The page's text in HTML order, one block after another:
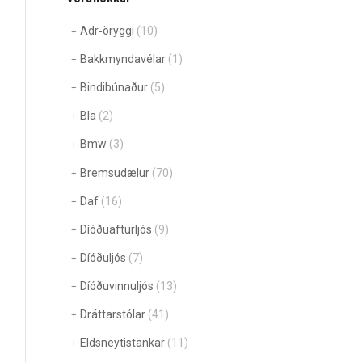
Adr-öryggi (10)
Bakkmyndavélar (1)
Bindibúnaður (5)
Bla (2)
Bmw (3)
Bremsudælur (70)
Daf (16)
Díóðuafturljós (9)
Díóðuljós (7)
Díóðuvinnuljós (13)
Dráttarstólar (41)
Eldsneytistankar (11)